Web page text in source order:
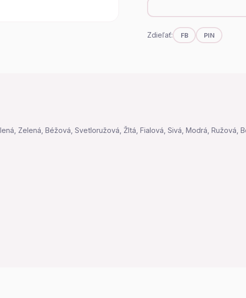
Zdieľať: FB PIN
Zelená, Béžová, Svetloružová, Žltá, Fialová, Sivá, Modrá, Ružová,